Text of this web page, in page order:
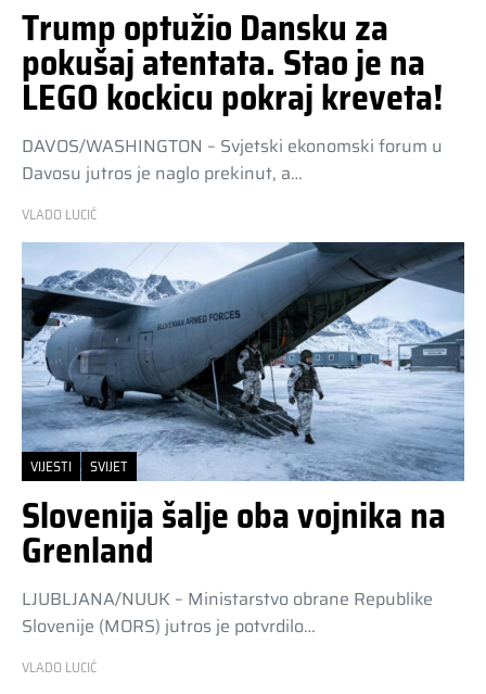
Trump optužio Dansku za
pokušaj atentata. Stao je na
LEGO kockicu pokraj kreveta!
DAVOS/WASHINGTON – Svjetski ekonomski forum u
Davosu jutros je naglo prekinut, a…
VLADO LUCIĆ
VIJESTI SVIJET
Slovenija šalje oba vojnika na
Grenland
LJUBLJANA/NUUK – Ministarstvo obrane Republike
Slovenije (MORS) jutros je potvrdilo…
VLADO LUCIĆ